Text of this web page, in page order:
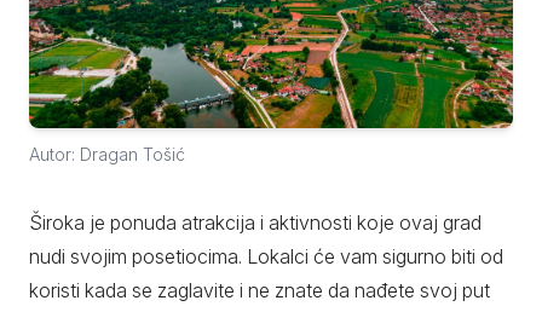
Autor: Dragan Tošić
Široka je ponuda atrakcija i aktivnosti koje ovaj grad
nudi svojim posetiocima. Lokalci će vam sigurno biti od
koristi kada se zaglavite i ne znate da nađete svoj put